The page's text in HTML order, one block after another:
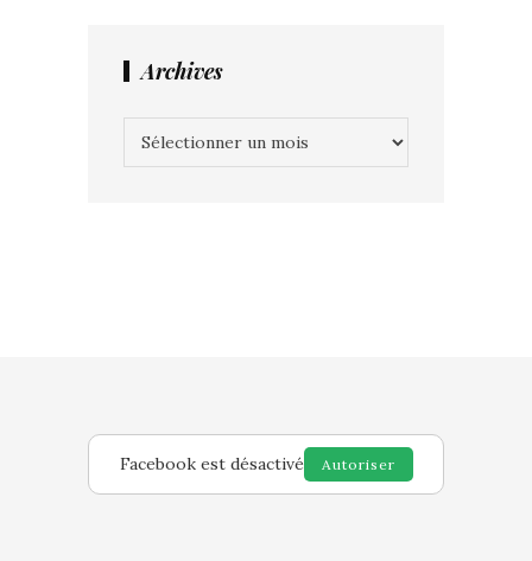
Archives
Facebook est désactivé Autoriser